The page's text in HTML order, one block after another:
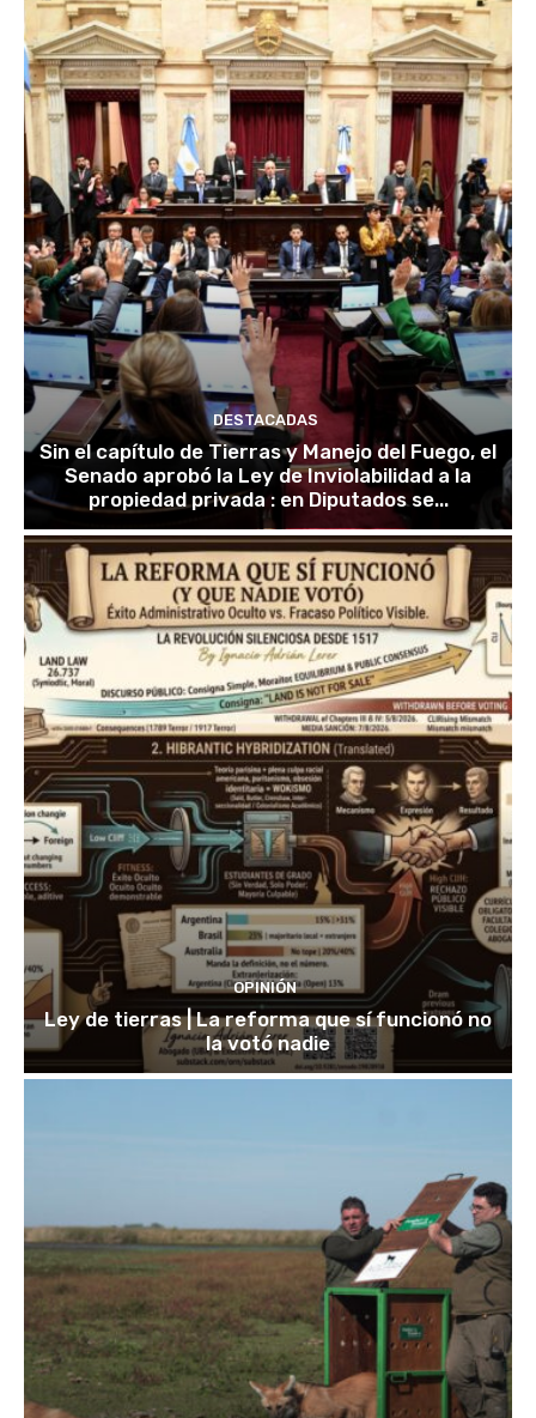
DESTACADAS
Sin el capítulo de Tierras y Manejo del Fuego, el
Senado aprobó la Ley de Inviolabilidad a la
propiedad privada : en Diputados se...
OPINIÓN
Ley de tierras | La reforma que sí funcionó no
la votó nadie